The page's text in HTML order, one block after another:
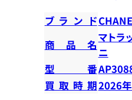
ブランド
商品名
マトラ
ニ
型番
買取時期2026